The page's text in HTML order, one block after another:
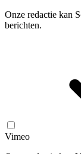
Onze redactie kan
berichten.
Vimeo